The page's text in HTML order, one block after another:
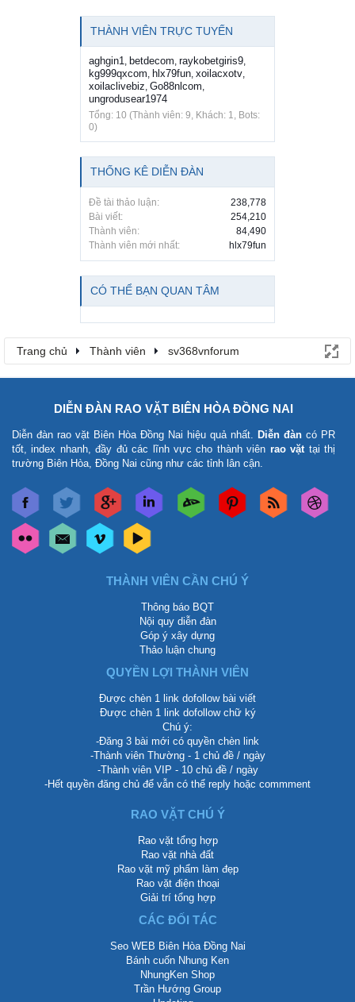
THÀNH VIÊN TRỰC TUYẾN
aghgin1, betdecom, raykobetgiris9,
kg999qxcom, hlx79fun, xoilacxotv,
xoilaclivebiz, Go88nlcom,
ungrodusear1974
Tổng: 10 (Thành viên: 9, Khách: 1, Bots:
0)
THỐNG KÊ DIỄN ĐÀN
Đề tài thảo luận:
238,778
Bài viết:
254,210
Thành viên:
84,490
Thành viên mới nhất:
hlx79fun
CÓ THỂ BẠN QUAN TÂM
Trang chủ Thành viên sv368vnforum
DIỄN ĐÀN RAO VẶT BIÊN HÒA ĐỒNG NAI
Diễn đàn rao vặt Biên Hòa Đồng Nai hiệu quả nhất. Diễn đàn có PR
tốt, index nhanh, đầy đủ các lĩnh vực cho thành viên rao vặttại thị
trường Biên Hòa, Đồng Nai cũng như các tỉnh lân cận.
THÀNH VIÊN CẦN CHÚ Ý
Thông báo BQT
Nội quy diễn đàn
Góp ý xây dựng
Thảo luận chung
QUYỀN LỢI THÀNH VIÊN
Được chèn 1 link dofollow bài viết
Được chèn 1 link dofollow chữ ký
Chú ý:
-Đăng 3 bài mới có quyền chèn link
-Thành viên Thường - 1 chủ đề / ngày
-Thành viên VIP - 10 chủ đề / ngày
-Hết quyền đăng chủ để vẫn có thể reply hoặc commment
RAO VẶT CHÚ Ý
Rao vặt tổng hợp
Rao vặt nhà đất
Rao vặt mỹ phẩm làm đẹp
Rao vặt điện thoại
Giải trí tổng hợp
CÁC ĐỐI TÁC
Seo WEB Biên Hòa Đồng Nai
Bánh cuốn Nhung Ken
NhungKen Shop
Trần Hướng Group